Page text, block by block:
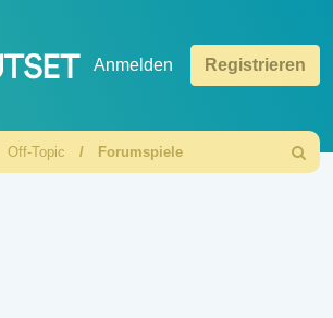
Anmelden Registrieren
Off-Topic Forumspiele
Suche